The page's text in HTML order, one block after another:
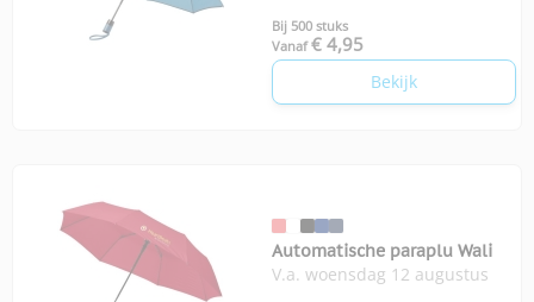
Bij 500 stuks
Vanaf € 4,95
Bekijk
Automatische paraplu Wali
V.a. woensdag 12 augustus